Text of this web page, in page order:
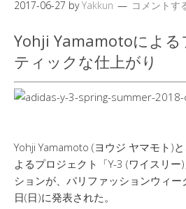
2017-06-27 byYakkun コメントす
Yohji Yamamotoによる
ティックな仕上がり
Yohji Yamamoto (ヨウジ ヤマモト)
よるプロジェクト「Y-3 (ワイスリ
ションが、パリファッションウィ
日(日)に発表された。